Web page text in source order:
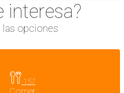
interesa?
las opciones
157